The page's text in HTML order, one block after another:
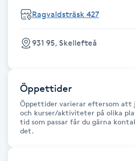
Fransrengöring
Frekvensterapi
Friskvårdsmassage
Frisör
Ragvaldsträsk 427
931 95, Skellefteå
Öppettider
Öppettider varierar eftersom att
och kurser/aktiviteter på olika
tid som passar får du gärna
det.